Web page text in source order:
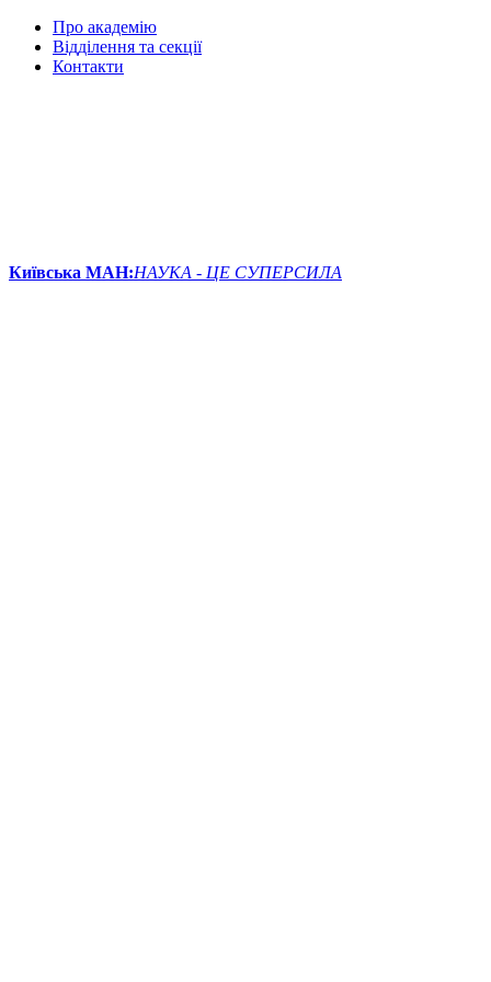
Про академію
Відділення та секції
Контакти
Київська МАН:НАУКА - ЦЕ СУПЕРСИЛА